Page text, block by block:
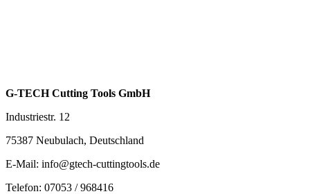
G-TECH Cutting Tools GmbH
Industriestr. 12
75387 Neubulach, Deutschland
E-Mail: info@gtech-cuttingtools.de
Telefon: 07053 / 968416